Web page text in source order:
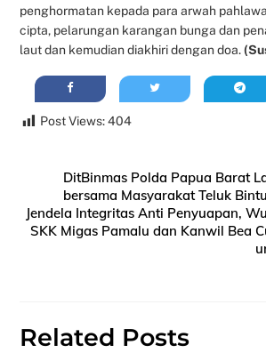
penghormatan kepada para arwah
cipta, pelarungan karangan bunga dan
laut dan kemudian diakhiri dengan doa.
Post Views: 404
DitBinmas Polda Papua Barat
bersama Masyarakat Teluk
Jendela Integritas Anti Penyuapan,
SKK Migas Pamalu dan Kanwil Bea
Related Posts